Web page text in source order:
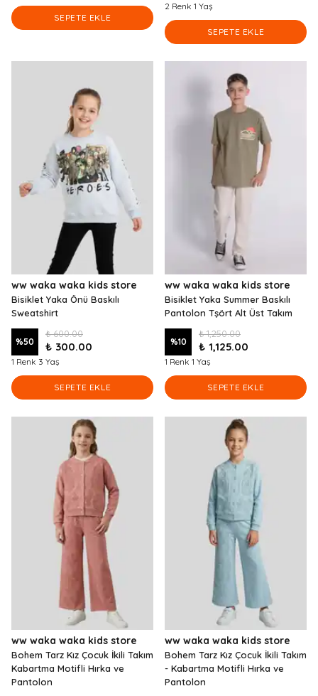
SEPETE EKLE
2 Renk 1 Yaş
SEPETE EKLE
ww waka waka kids store
Bisiklet Yaka Önü Baskılı
Sweatshirt
%50
₺ 600.00
₺ 300.00
1 Renk 3 Yaş
SEPETE EKLE
ww waka waka kids store
Bisiklet Yaka Summer Baskılı
Pantolon Tşört Alt Üst Takım
%10
₺ 1,250.00
₺ 1,125.00
1 Renk 1 Yaş
SEPETE EKLE
ww waka waka kids store
Bohem Tarz Kız Çocuk İkili Takım
Kabartma Motifli Hırka ve
Pantolon
ww waka waka kids store
Bohem Tarz Kız Çocuk İkili Takım
- Kabartma Motifli Hırka ve
Pantolon